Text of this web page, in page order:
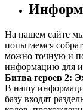
На нашем сайте
попытаемся
можно точную и
информацию для
Битва героев 2:
В нашу
базу входят